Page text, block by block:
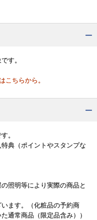
す。
こちらから。
。
典（ポイントやスタンプな
照明等により実際の商品と
ます。（化粧品の予約商
通常商品（限定品含み））